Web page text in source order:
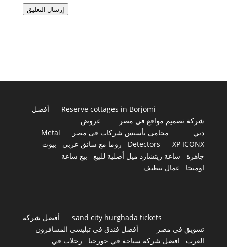
إرسال التعليق
Reserve cottages in Borjomi
أفضل
شركة تصميم مواقع في مصر
عروض
دبي
محامى تأسيس شركات فى مصر
Metal
Detectors
XP ICONX روما مع سائق عربي
بيوت
جاهزة
ساعة ريتشارد ميل أصلية للبيع
بيع ساعة
اوميجا
عمال تنظيف
sand city hurghada tickets
أفضل شركة
تسويق في مصر
أفضل فندق في تبليسي المسافرون
العرب
افضل شركة سياحة في جورجيا
رحلات في